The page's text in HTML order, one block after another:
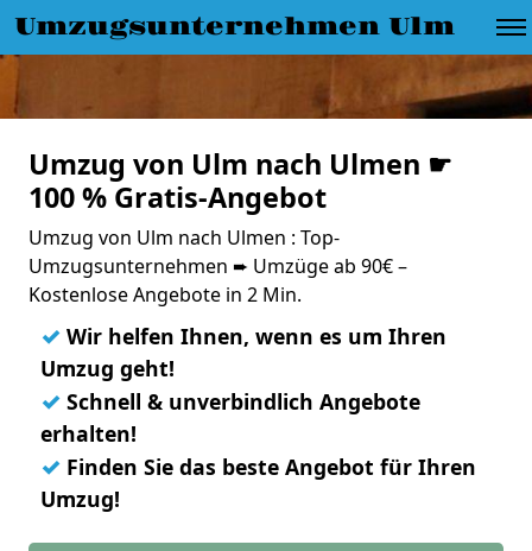
Umzugsunternehmen Ulm
Umzug von Ulm nach Ulmen ☛
100 % Gratis-Angebot
Umzug von Ulm nach Ulmen : Top-
Umzugsunternehmen ➨ Umzüge ab 90€ –
Kostenlose Angebote in 2 Min.
✓ Wir helfen Ihnen, wenn es um Ihren
Umzug geht!
✓ Schnell & unverbindlich Angebote
erhalten!
✓ Finden Sie das beste Angebot für Ihren
Umzug!